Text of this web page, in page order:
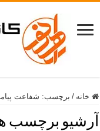
خانه / برچسب: شفاعت
آرشیو برچسب